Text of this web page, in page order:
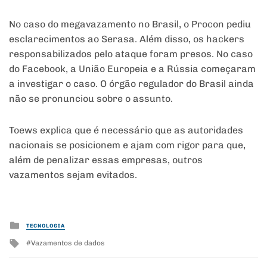
No caso do megavazamento no Brasil, o Procon pediu
esclarecimentos ao Serasa. Além disso, os hackers
responsabilizados pelo ataque foram presos. No caso
do Facebook, a União Europeia e a Rússia começaram
a investigar o caso. O órgão regulador do Brasil ainda
não se pronunciou sobre o assunto.
Toews explica que é necessário que as autoridades
nacionais se posicionem e ajam com rigor para que,
além de penalizar essas empresas, outros
vazamentos sejam evitados.
Posted
in
TECNOLOGIA
Tagged
Vazamentos de dados